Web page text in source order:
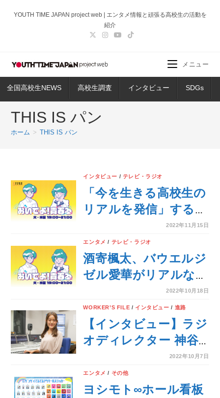
ス
ッ
YOUTH TIME JAPAN project web | エンタメ情報と頑張る高校生の活動を
紹介
全国高校生NEWS 高校生調査 インタビュー SDGs
メニュー
THIS IS パン
ホーム > THIS IS パン
インタビュー / テレビ・ラジオ
「今を生きる高校生の
リアルを発信」するラ
ジオ番組『おいでよ！
青春る』の魅力に迫
る！
2022年11月15日
エンタメ / テレビ・ラジオ
酒寄楓太、バウエルジ
ゼル愛華がリアルな
「青春」をお届けする
『おいでよ！青春る』
に出演決定！
2022年10月18日
WORKER’S FILE / インタビュー / 進路
【インタビュー】ラジ
オディレクター 神谷
友里杏「華やかで遠い
存在に感じる人たち
も、ラジオだと不思議
2022年10月7日
エンタメ / その他
ヨシモト∞ホール看板